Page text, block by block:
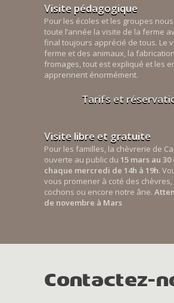
Visite pédagogique
Pour les écoles et les groupes
toute l’année la visite de la ferme
final toujours apprécié de tous. Le
ferme et des animaux, la
fromages, tout est expliqué et les
apprennent énormément.
Tarifs et
Visite libre et gratuite
Pour les familles, la chèvrerie de
ouverte au public du 15 mars au
chaque mercredi de 14h à 19h.
vous promener à coté des
cochons ou encore notre âne.
de novembre à Mars
Contactez-